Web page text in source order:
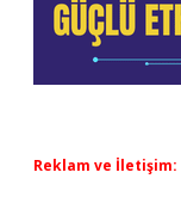
Reklam ve İletişim: